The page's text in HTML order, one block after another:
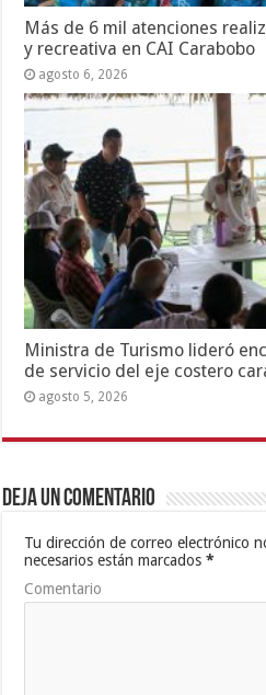
Más de 6 mil atenciones
y recreativa en CAI Carabobo
agosto 6, 2026
Ministra de Turismo lideró
de servicio del eje costero
agosto 5, 2026
Deja un comentario
Tu dirección de correo electrónico
necesarios están marcados*
Comentario